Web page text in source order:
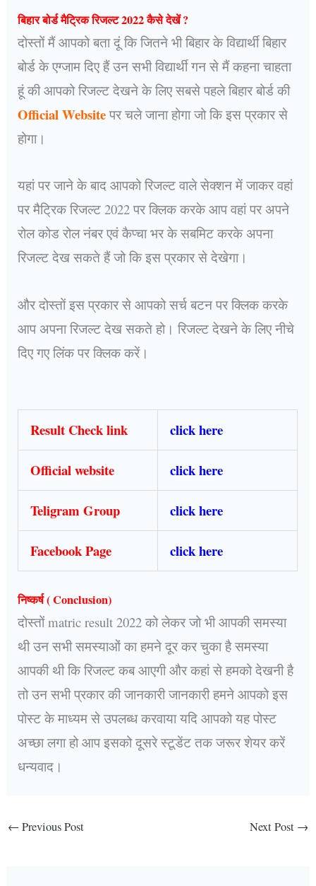
बिहार बोर्ड मैट्रिक रिजल्ट 2022 कैसे देखें ?
दोस्तों मैं आपको बता दूं कि जितने भी बिहार के विद्यार्थी बिहार
बोर्ड के एग्जाम दिए हैं उन सभी विद्यार्थी गन से मैं कहना चाहता
हूं की आपको रिजल्ट देखने के लिए सबसे पहले बिहार बोर्ड की
Official Website पर चले जाना होगा जो कि इस प्रकार से
होगा।
यहां पर जाने के बाद आपको रिजल्ट वाले सेक्शन में जाकर वहां
पर मैट्रिक रिजल्ट 2022 पर क्लिक करके आप वहां पर अपने
रोल कोड रोल नंबर एवं कैप्चा भर के सबमिट करके अपना
रिजल्ट देख सकते हैं जो कि इस प्रकार से देखेगा।
और दोस्तों इस प्रकार से आपको सर्च बटन पर क्लिक करके
आप अपना रिजल्ट देख सकते हो। रिजल्ट देखने के लिए नीचे
दिए गए लिंक पर क्लिक करें।
Result Check link click here
Official website click here
Teligram Group click here
Facebook Page click here
निष्कर्ष ( Conclusion)
दोस्तों matric result 2022 को लेकर जो भी आपकी समस्या
थी उन सभी समस्याओं का हमने दूर कर चुका है समस्या
आपकी थी कि रिजल्ट कब आएगी और कहां से हमको देखनी है
तो उन सभी प्रकार की जानकारी जानकारी हमने आपको इस
पोस्ट के माध्यम से उपलब्ध करवाया यदि आपको यह पोस्ट
अच्छा लगा हो आप इसको दूसरे स्टूडेंट तक जरूर शेयर करें
धन्यवाद।
← Previous Post Next Post →